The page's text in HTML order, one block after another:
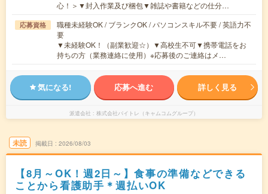
心！＞▼封入作業及び梱包▼雑誌や書籍などの仕分…
応募資格
職種未経験OK / ブランクOK / パソコンスキル不要 / 英語力不
要
▼未経験OK！（副業歓迎☆）▼高校生不可▼携帯電話をお
持ちの方（業務連絡に使用）※応募後のご連絡はメ…
気になる! 応募へ進む 詳しく見る
派遣会社 株式会社バイトレ（キャムコムグループ）
未読 掲載日 2026/08/03
【8月～OK！週2日～】食事の準備などできる
ことから看護助手＊週払いOK